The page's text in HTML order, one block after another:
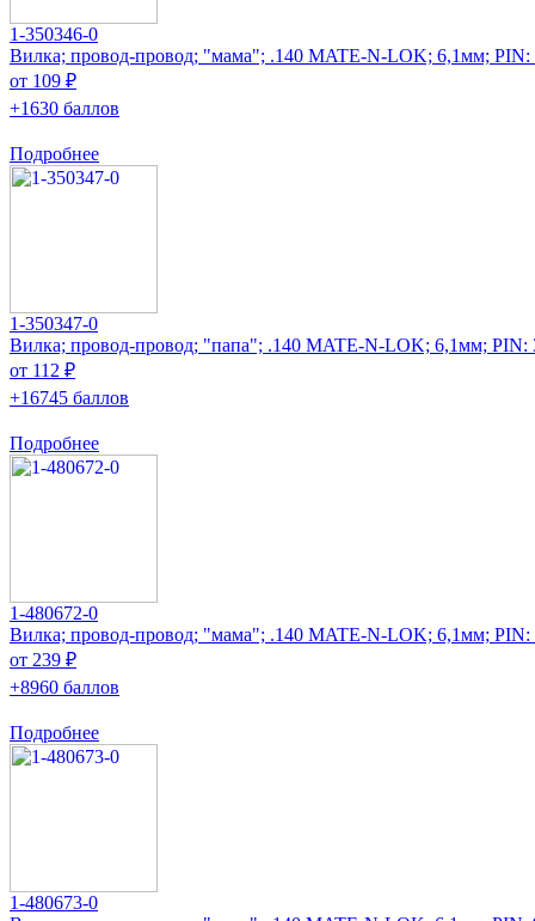
1-350346-0
Вилка; провод-провод; "мама"; .140 MATE-N-LOK; 6,1мм; PIN:
от 109 ₽
+1630 баллов
Подробнее
1-350347-0
Вилка; провод-провод; "папа"; .140 MATE-N-LOK; 6,1мм; PIN:
от 112 ₽
+16745 баллов
Подробнее
1-480672-0
Вилка; провод-провод; "мама"; .140 MATE-N-LOK; 6,1мм; PIN:
от 239 ₽
+8960 баллов
Подробнее
1-480673-0